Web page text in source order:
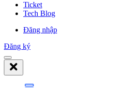
Ticket
Tech Blog
Đăng nhập
Đăng ký